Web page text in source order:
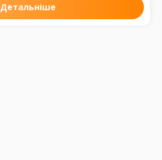
Детальніше